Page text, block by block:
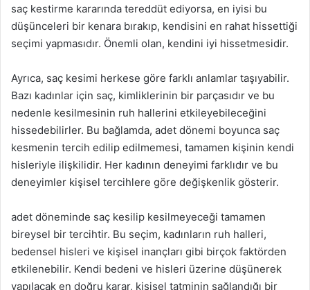
saç kestirme kararında tereddüt ediyorsa, en iyisi bu
düşünceleri bir kenara bırakıp, kendisini en rahat hissettiği
seçimi yapmasıdır. Önemli olan, kendini iyi hissetmesidir.
Ayrıca, saç kesimi herkese göre farklı anlamlar taşıyabilir.
Bazı kadınlar için saç, kimliklerinin bir parçasıdır ve bu
nedenle kesilmesinin ruh hallerini etkileyebileceğini
hissedebilirler. Bu bağlamda, adet dönemi boyunca saç
kesmenin tercih edilip edilmemesi, tamamen kişinin kendi
hisleriyle ilişkilidir. Her kadının deneyimi farklıdır ve bu
deneyimler kişisel tercihlere göre değişkenlik gösterir.
adet döneminde saç kesilip kesilmeyeceği tamamen
bireysel bir tercihtir. Bu seçim, kadınların ruh halleri,
bedensel hisleri ve kişisel inançları gibi birçok faktörden
etkilenebilir. Kendi bedeni ve hisleri üzerine düşünerek
yapılacak en doğru karar, kişisel tatminin sağlandığı bir